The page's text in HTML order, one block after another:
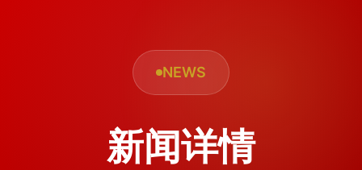
NEWS
新闻详情